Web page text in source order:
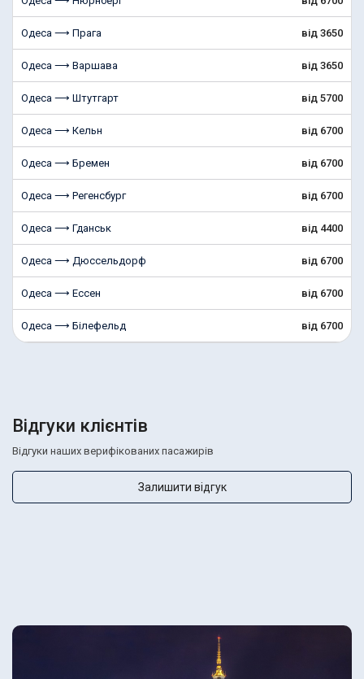
Одеса ⟶ Прага від 3650
Одеса ⟶ Варшава від 3650
Одеса ⟶ Штутгарт від 5700
Одеса ⟶ Кельн від 6700
Одеса ⟶ Бремен від 6700
Одеса ⟶ Регенсбург від 6700
Одеса ⟶ Гданськ від 4400
Одеса ⟶ Дюссельдорф від 6700
Одеса ⟶ Ессен від 6700
Одеса ⟶ Білефельд від 6700
Відгуки клієнтів
Відгуки наших верифікованих пасажирів
Залишити відгук